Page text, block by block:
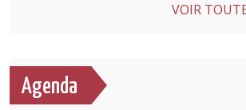
VOIR
Agenda